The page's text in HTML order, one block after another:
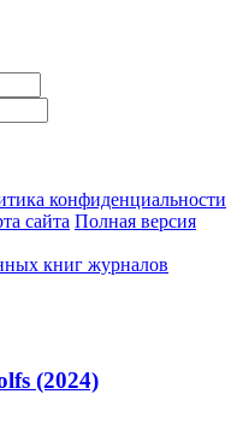
конфиденциальности
сайта Полная версия
книг журналов
(2024)